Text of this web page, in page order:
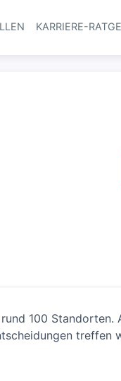
Haupt-
KARRIERE-
100 Standorten.
treffen